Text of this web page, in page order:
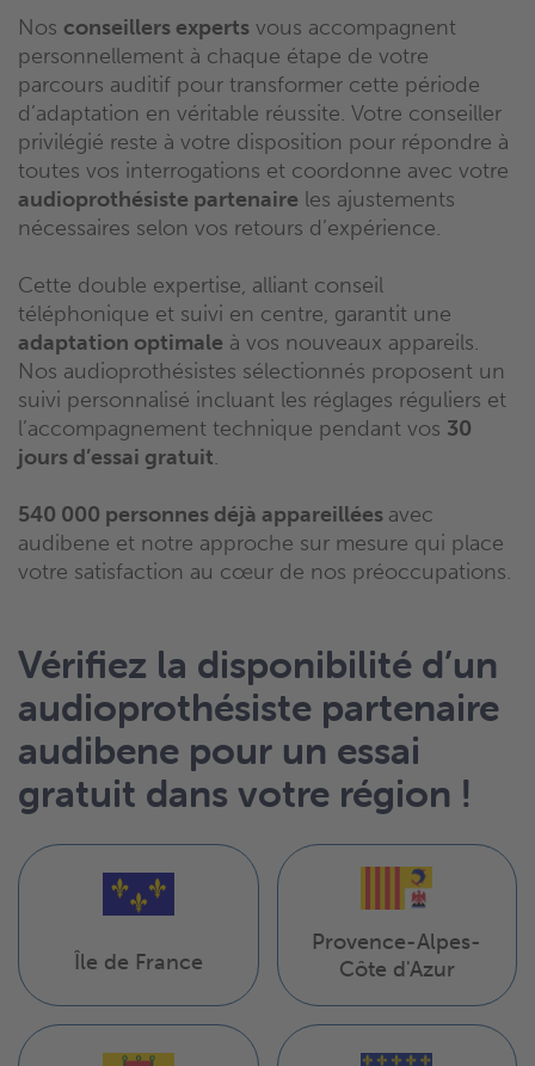
Nos conseillers experts vous accompagnent
personnellement à chaque étape de votre
parcours auditif pour transformer cette période
d’adaptation en véritable réussite. Votre conseiller
privilégié reste à votre disposition pour répondre à
toutes vos interrogations et coordonne avec votre
audioprothésiste partenaire les ajustements
nécessaires selon vos retours d’expérience.
Cette double expertise, alliant conseil
téléphonique et suivi en centre, garantit une
adaptation optimale à vos nouveaux appareils.
Nos audioprothésistes sélectionnés proposent un
suivi personnalisé incluant les réglages réguliers et
l’accompagnement technique pendant vos 30
jours d’essai gratuit.
540 000 personnes déjà appareillées avec
audibene et notre approche sur mesure qui place
votre satisfaction au cœur de nos préoccupations.
Vérifiez la disponibilité d’un
audioprothésiste partenaire
audibene pour un essai
gratuit dans votre région !
Île de France
Provence-Alpes-
Côte d'Azur